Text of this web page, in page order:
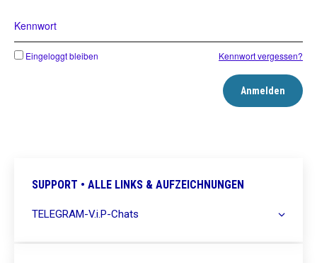
Kennwort
Eingeloggt bleiben Kennwort vergessen?
SUPPORT • ALLE LINKS & AUFZEICHNUNGEN
TELEGRAM-V.i.P-Chats